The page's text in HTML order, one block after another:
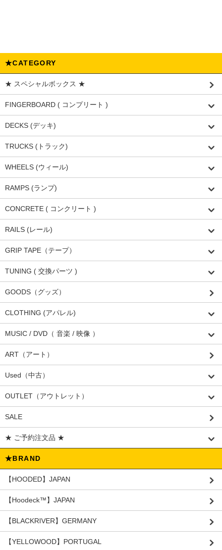
★CATEGORY
★ スペシャルボックス ★
FINGERBOARD ( コンプリート )
DECKS (デッキ)
TRUCKS (トラック)
WHEELS (ウィール)
RAMPS (ランプ)
CONCRETE ( コンクリート )
RAILS (レール)
GRIP TAPE（テープ）
TUNING ( 交換パーツ )
GOODS（グッズ）
CLOTHING (アパレル)
MUSIC / DVD（ 音楽 / 映像 ）
ART（アート）
Used（中古）
OUTLET（アウトレット）
SALE
★ ご予約注文品 ★
★BRAND
【HOODED】JAPAN
【Hoodeck™️】JAPAN
【BLACKRIVER】GERMANY
【YELLOWOOD】PORTUGAL